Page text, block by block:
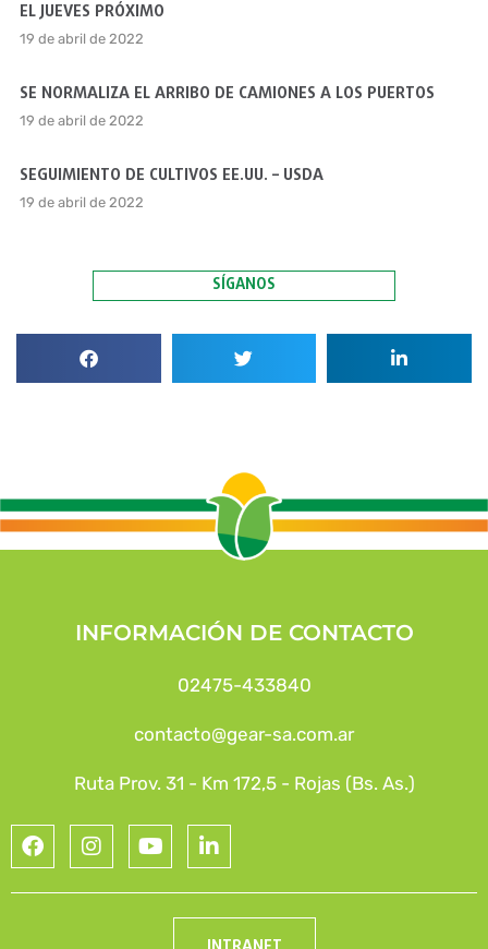
EL JUEVES PRÓXIMO
19 de abril de 2022
SE NORMALIZA EL ARRIBO DE CAMIONES A LOS PUERTOS
19 de abril de 2022
SEGUIMIENTO DE CULTIVOS EE.UU. – USDA
19 de abril de 2022
SÍGANOS
INFORMACIÓN DE CONTACTO
02475-433840
contacto@gear-sa.com.ar
Ruta Prov. 31 - Km 172,5 - Rojas (Bs. As.)